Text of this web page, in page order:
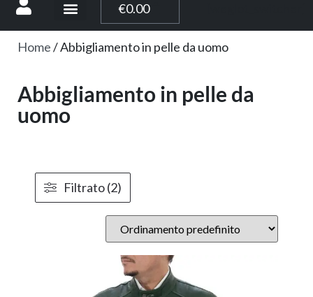
€0.00
Home/ Abbigliamento in pelle da uomo
Abbigliamento in pelle da
uomo
Filtrato (2)